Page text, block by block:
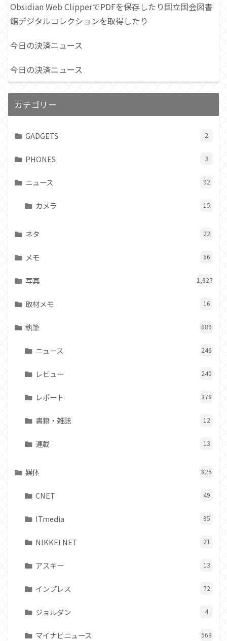
Obsidian Web ClipperでPDFを保存したり国立国会図書
館デジタルコレクションを取得したり
今日の決済ニュース
今日の決済ニュース
カテゴリー
GADGETS 2
PHONES 3
ニュース 92
カメラ 15
ネタ 22
メモ 66
写真 1,627
取材メモ 16
執筆 889
ニュース 246
レビュー 240
レポート 378
書籍・雑誌 12
連載 13
媒体 825
CNET 49
ITmedia 95
NIKKEI NET 21
アスキー 13
インプレス 72
ジョルダン 4
マイナビニュース 568